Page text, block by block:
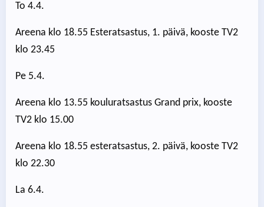
To 4.4.
Areena klo 18.55 Esteratsastus, 1. päivä, kooste TV2
klo 23.45
Pe 5.4.
Areena klo 13.55 kouluratsastus Grand prix, kooste
TV2 klo 15.00
Areena klo 18.55 esteratsastus, 2. päivä, kooste TV2
klo 22.30
La 6.4.